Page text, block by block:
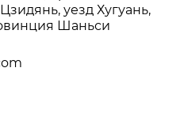
уезд Хугуань,
Шаньси